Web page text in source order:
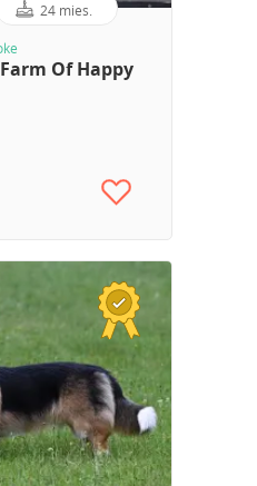
24 mies.
Of Happy